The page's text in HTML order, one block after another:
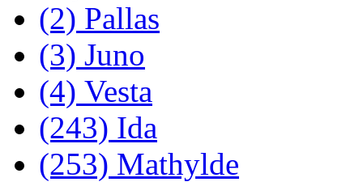
(2) Pallas
(3) Juno
(4) Vesta
(243) Ida
(253) Mathylde